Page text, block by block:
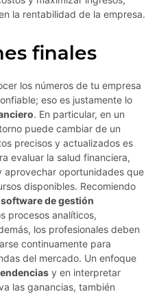
la rentabilidad de la empresa.
finales
los números de tu empresa
eso es justamente lo
. En particular, en un
puede cambiar de un
precisos y actualizados es
evaluar la salud financiera,
aprovechar oportunidades que
disponibles. Recomiendo
software de gestión
procesos analíticos,
los profesionales deben
continuamente para
del mercado. Un enfoque
y en interpretar
las ganancias, también